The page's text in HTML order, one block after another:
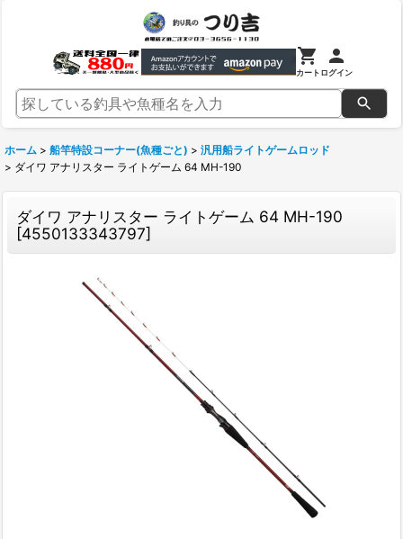
カートログイン
ホーム > 船竿特設コーナー(魚種ごと) > 汎用船ライトゲームロッド
> ダイワ アナリスター ライトゲーム 64 MH-190
ダイワ アナリスター ライトゲーム 64 MH-190
[4550133343797]